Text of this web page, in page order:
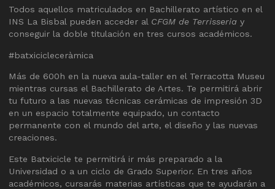
Todos aquellos matriculados en Bachillerato artístico en el
INS La Bisbal pueden acceder al CFGM de Terrisseria y
conseguir la doble titulación en tres cursos académicos.
#batxicicleceràmica
Más de 600h en la nueva aula-taller en el Terracotta Museu
mientras cursas el Bachillerato de Artes. Te permitirá abrir
tu futuro a las nuevas técnicas cerámicas de impresión 3D
en un espacio totalmente equipado, un contacto
permanente con el mundo del arte, el diseño y las nuevas
creaciones.
Este Batxicicle te permitirá ir más preparado a la
Universidad o a un ciclo de Grado Superior. En tres años
académicos, cursarás materias artísticas que te ayudarán a